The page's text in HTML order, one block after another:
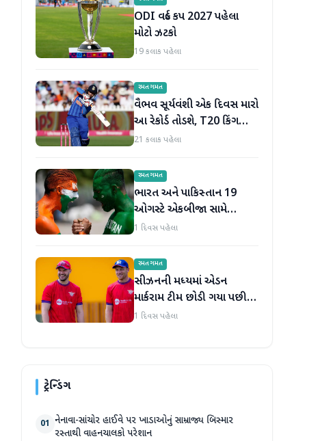
ODI વર્લ્ડ કપ 2027 પહેલા
મોટો ઝટકો
19 કલાક પહેલા
રમતગમત
વૈભવ સૂર્યવંશી એક દિવસ મારો
આ રેકોર્ડ તોડશે, T20 કિંગ
બન્યા પછી જોસ બટલરની
21 કલાક પહેલા
રમતગમત
ભારત અને પાકિસ્તાન 19
ઓગસ્ટે એકબીજા સામે
ટકરાશે, હોકી વર્લ્ડ કપ માટે
1 દિવસ પહેલા
રમતગમત
સીઝનની મધ્યમાં એડન
માર્કરામ ટીમ છોડી ગયા પછી
જોસ બટલરે સુપર જાયન્ટ્સ
1 દિવસ પહેલા
ટ્રેન્ડિંગ
01 નેનાવા-સાંચોર હાઈવે પર ખાડાઓનું સામ્રાજ્ય બિસ્માર
રસ્તાથી વાહનચાલકો પરેશાન